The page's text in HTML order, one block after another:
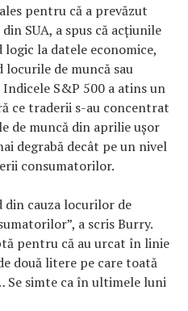
pentru că a prevăzut
SUA, a spus că acțiunile
la datele economice,
de muncă sau
S&P 500 a atins un
ce traderii s-au concentrat
de muncă din aprilie ușor
degrabă decât pe un nivel
consumatorilor.
din cauza locurilor de
a scris Burry.
pentru că au urcat în linie
două litere pe care toată
Se simte ca în ultimele luni